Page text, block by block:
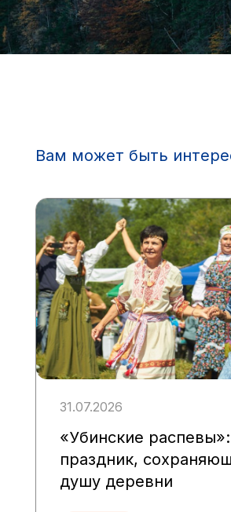
Вам может быть
31.07.2026
«Убинские распевы»:
праздник,
душу деревни